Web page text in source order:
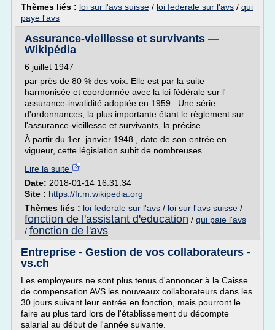
Thèmes liés : loi sur l'avs suisse / loi federale sur l'avs / qui
paye l'avs
Assurance-vieillesse et survivants —
Wikipédia
6 juillet 1947
par près de 80 % des voix. Elle est par la suite
harmonisée et coordonnée avec la loi fédérale sur l'
assurance-invalidité adoptée en 1959 . Une série
d'ordonnances, la plus importante étant le règlement sur
l'assurance-vieillesse et survivants, la précise.
À partir du 1er janvier 1948 , date de son entrée en
vigueur, cette législation subit de nombreuses...
Lire la suite
Date: 2018-01-14 16:31:34
Site : https://fr.m.wikipedia.org
Thèmes liés : loi federale sur l'avs / loi sur l'avs suisse /
fonction de l'assistant d'education / qui paie l'avs
/ fonction de l'avs
Entreprise - Gestion de vos collaborateurs -
vs.ch
Les employeurs ne sont plus tenus d'annoncer à la Caisse
de compensation AVS les nouveaux collaborateurs dans les
30 jours suivant leur entrée en fonction, mais pourront le
faire au plus tard lors de l'établissement du décompte
salarial au début de l'année suivante.